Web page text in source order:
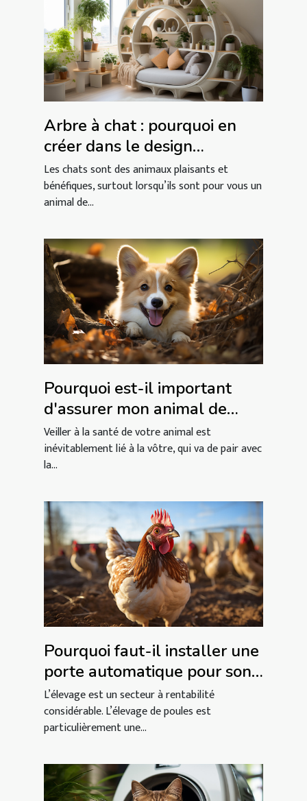
Arbre à chat : pourquoi en
créer dans le design
intérieur ?
Les chats sont des animaux plaisants et
bénéfiques, surtout lorsqu’ils sont pour vous un
animal de...
Pourquoi est-il important
d'assurer mon animal de
compagnie ?
Veiller à la santé de votre animal est
inévitablement lié à la vôtre, qui va de pair avec
la...
Pourquoi faut-il installer une
porte automatique pour son
poulailler ?
L’élevage est un secteur à rentabilité
considérable. L’élevage de poules est
particulièrement une...